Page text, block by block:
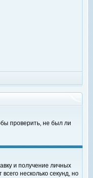
проверить, не был ли
и получение личных
несколько секунд, но